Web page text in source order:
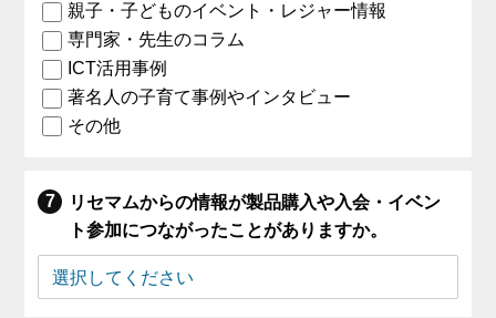
親子・子どものイベント・レジャー情報
専門家・先生のコラム
ICT活用事例
著名人の子育て事例やインタビュー
その他
リセマムからの情報が製品購入や入会・イベン
ト参加につながったことがありますか。